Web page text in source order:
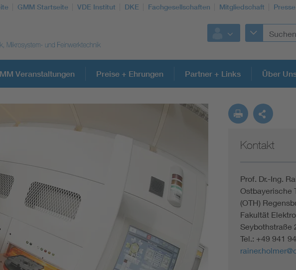
GMM Startseite VDE Institut DKE Fachgesellschaften Mitgliedschaft Presse
Micro system technology
Microelectronics
Veranstaltungen Preise + Ehrungen Partner + Links Über
Kontakt
Prof. Dr.-Ing.
Ostbayerische
(OTH)
Fakultät
Seybothstraße
Tel.: +49 941